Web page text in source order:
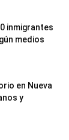
inmigrantes
medios
en Nueva
y